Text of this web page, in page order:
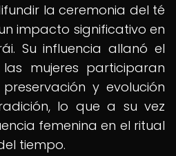
la ceremonia del té
impacto significativo en
Su influencia allanó el
mujeres participaran
y evolución
lo que a su vez
femenina en el ritual
tiempo.